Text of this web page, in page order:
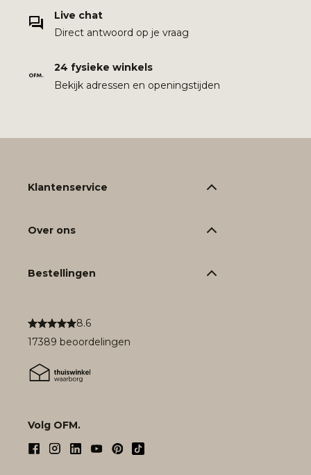
Live chat
Direct antwoord op je vraag
24 fysieke winkels
Bekijk adressen en openingstijden
8.6
17389 beoordelingen
Volg OFM.
Klantenservice
Over ons
Bestellingen